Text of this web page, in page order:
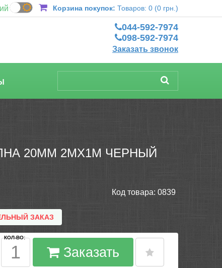
Корзина покупок: Товаров: 0 (0 грн.)
044-592-7974
098-592-7974
Заказать звонок
20ММ 2МХ1М ЧЕРНЫЙ
Код товара: 0839
ЗАКАЗ
КОЛ-ВО:
Заказать